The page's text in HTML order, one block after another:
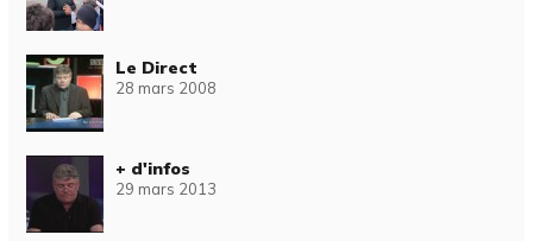
Le Direct
28 mars 2008
+ d'infos
29 mars 2013